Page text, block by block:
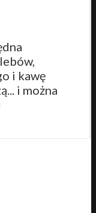
i kawę
i można